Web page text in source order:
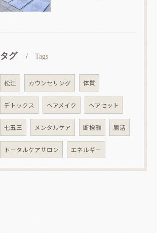
タグ Tags
松江 カウンセリング 体質
デトックス ヘアメイク ヘアセット
七五三 メンタルケア 断捨離 腸活
トータルケアサロン エネルギー